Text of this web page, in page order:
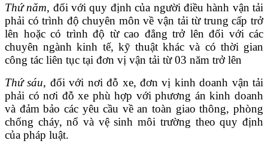
Thứ năm, đối với quy định của người điều hành vận tải
phải có trình độ chuyên môn về vận tải từ trung cấp trở
lên hoặc có trình độ từ cao đẳng trở lên đối với các
chuyên ngành kinh tế, kỹ thuật khác và có thời gian
công tác liên tục tại đơn vị vận tải từ 03 năm trở lên
Thứ sáu, đối với nơi đỗ xe, đơn vị kinh doanh vận tải
phải có nơi đỗ xe phù hợp với phương án kinh doanh
và đảm bảo các yêu cầu về an toàn giao thông, phòng
chống cháy, nổ và vệ sinh môi trường theo quy định
của pháp luật.